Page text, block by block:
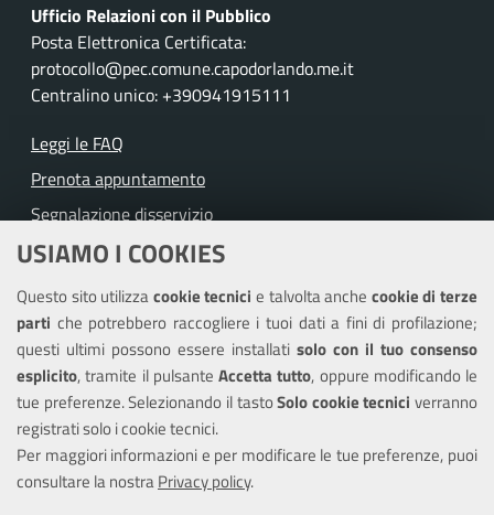
USIAMO I COOKIES
Questo sito utilizzacookie tecnicie talvolta anche cookie di terze
parti che potrebbero raccogliere i tuoi dati a fini di profilazione;
questi ultimi possono essere installati solo con il tuo consenso
esplicito, tramite il pulsante Accetta tutto, oppure modificando le
tue preferenze. Selezionando il tastoSolo cookie tecnici verranno
registrati solo i cookie tecnici.
Per maggiori informazioni e per modificare le tue preferenze, puoi
consultare la nostraPrivacy policy.
Ufficio Relazioni con il Pubblico
Posta Elettronica Certificata:
protocollo@pec.comune.capodorlando.me.it
Centralino unico: +390941915111
Leggi le FAQ
Prenota appuntamento
Segnalazione disservizio
Richiesta assistenza
Amministrazione trasparente
Informativa privacy
Note legali
Piano di miglioramento del sito
Dichiarazione di accessibilità